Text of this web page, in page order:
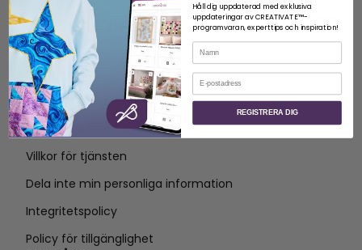
OM
Om SVP Worldwide
Kontakt
Villkor för tjänsten
Dela inte min personliga information
Integritetspolicy
Policy för tillgänglighet
Håll dig uppdaterad med exklusiva
uppdateringar av CREATIVATE™-
programvaran, experttips och inspiration!
Namn
E-post
REGISTRERA DIG